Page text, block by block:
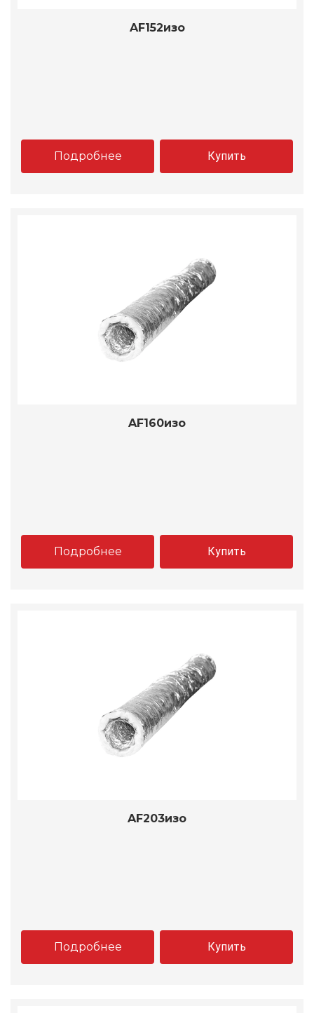
AF152изо
Подробнее Купить
AF160изо
Подробнее Купить
AF203изо
Подробнее Купить